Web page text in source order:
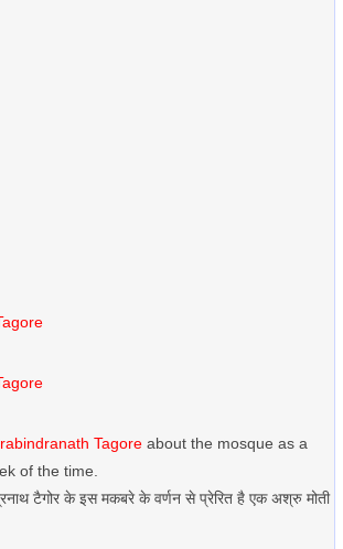
rabindranath Tagore about the mosque as a
of the time.
टैगोर के इस मकबरे के वर्णन से प्रेरित है एक अश्रु मोती